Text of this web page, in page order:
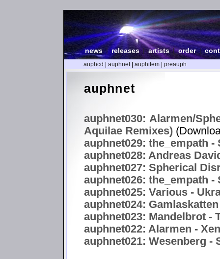
news| releases |artists|order|
auphcd auphnet| auphitem preauph
auphnet
auphnet030: Alarmen/
Aquilae Remixes)
auphnet029: the_empath -
auphnet028: Andreas
auphnet027: Spherical
auphnet026: the_empath -
auphnet025: Various -
auphnet024:
auphnet023: Mandelbrot -
auphnet022: Alarmen -
auphnet021: Wesenberg -